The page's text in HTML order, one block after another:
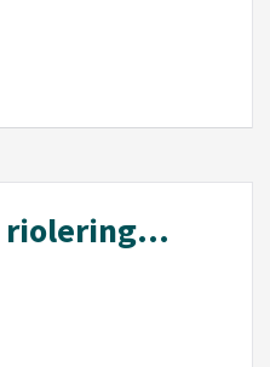
riolering...